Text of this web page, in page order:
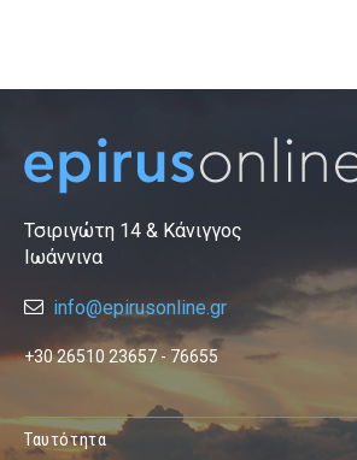
Τσιριγώτη 14 & Κάνιγγος
Ιωάννινα
info@epirusonline.gr
+30 26510 23657 - 76655
Ταυτότητα